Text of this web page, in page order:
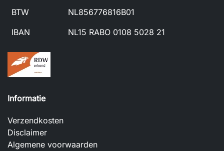
BTW
NL856776816B01
IBAN
NL15 RABO 0108 5028 21
Informatie
Verzendkosten
Disclaimer
Algemene voorwaarden